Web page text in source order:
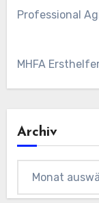
Professional
MHFA
Archiv